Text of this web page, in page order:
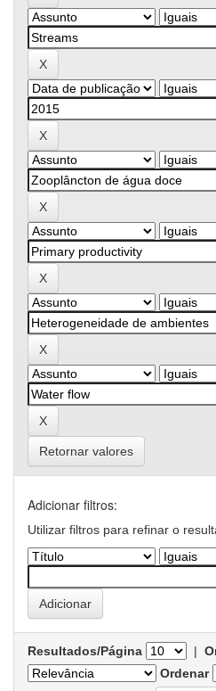
Retornar valores
Adicionar filtros:
Utilizar filtros para refinar o
Resultados/Página |
Ordenar